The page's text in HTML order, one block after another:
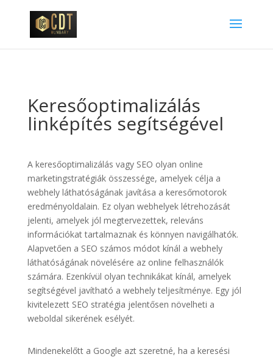
Keresőoptimalizálás
linképítés segítségével
A keresőoptimalizálás vagy SEO olyan online
marketingstratégiák összessége, amelyek célja a
webhely láthatóságának javítása a keresőmotorok
eredményoldalain. Ez olyan webhelyek létrehozását
jelenti, amelyek jól megtervezettek, releváns
információkat tartalmaznak és könnyen navigálhatók.
Alapvetően a SEO számos módot kínál a webhely
láthatóságának növelésére az online felhasználók
számára. Ezenkívül olyan technikákat kínál, amelyek
segítségével javítható a webhely teljesítménye. Egy jól
kivitelezett SEO stratégia jelentősen növelheti a
weboldal sikerének esélyét.
Mindenekelőtt a Google azt szeretné, ha a keresési